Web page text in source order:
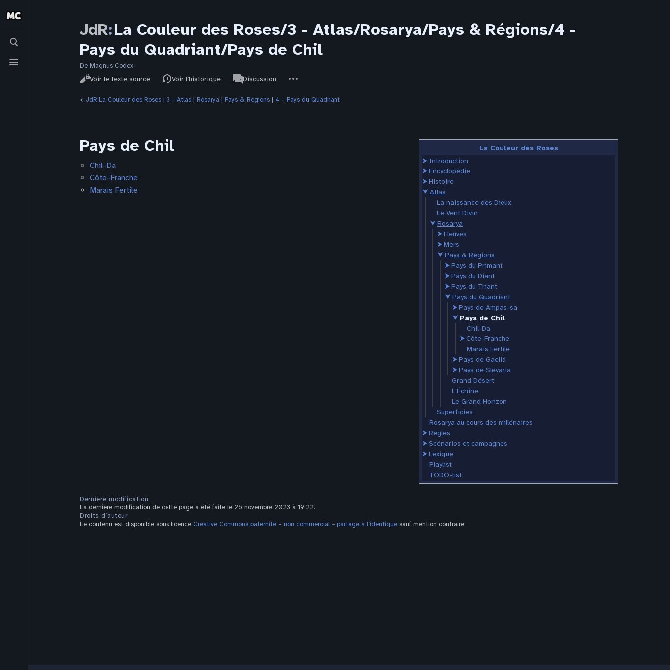
Basculer
recherche
Basculer
le
JdR:La Couleur des Roses/3 - Atlas/Rosarya/Pays & Régions/4 -
Pays du Quadriant/Pays de Chil
De Magnus Codex
Affichages
LireVoir le texte source Voir l’historique
associated-
pages
JdRDiscussion
actions
< JdR:La Couleur des Roses ‎ | 3 - Atlas ‎ | Rosarya ‎ | Pays & Régions ‎ | 4 - Pays du Quadriant
La Couleur des Roses
⮞ Introduction
⮞Encyclopédie
⮞Histoire
⮟ Atlas
La naissance des Dieux
Le Vent Divin
⮟ Rosarya
⮞Fleuves
⮞Mers
⮟ Pays & Régions
⮞Pays du Primant
⮞Pays du Diant
⮞Pays du Triant
⮟ Pays du Quadriant
⮞Pays de Ampas-sa
⮟ Pays de Chil
Chil-Da
⮞Côte-Franche
Marais Fertile
⮞Pays de Gaelid
⮞Pays de Slevaria
Grand Désert
L'Échine
Le Grand Horizon
Superficies
Rosarya au cours des millénaires
⮞Règles
⮞Scénarios et campagnes
⮞Lexique
Playlist
TODO-list
Pays de Chil
Chil-Da
Côte-Franche
Marais Fertile
Dernière modification
La dernière modification de cette page a été faite le 25 novembre 2023 à 19:22.
Droits d’auteur
Le contenu est disponible sous licence Creative Commons paternité – non commercial – partage à l’identique sauf mention contraire.